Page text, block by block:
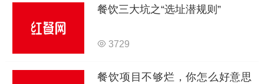
餐饮三大坑之“选址潜规则”
3729
餐饮项目不够烂，你怎么好意思